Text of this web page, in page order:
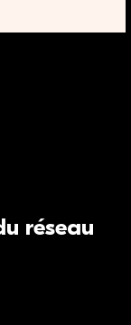
réseau